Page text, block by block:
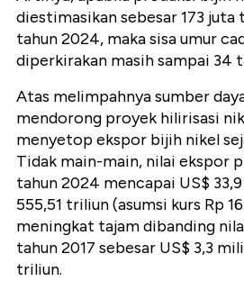
diestimasikan sebesar 173
tahun 2024, maka sisa umur
diperkirakan masih sampai 34
Atas melimpahnya sumber
mendorong proyek hilirisasi
menyetop ekspor bijih nikel
Tidak main-main, nilai ekspor
tahun 2024 mencapai US$
555,51 triliun (asumsi kurs Rp
meningkat tajam dibanding
tahun 2017 sebesar US$ 3,3
triliun.